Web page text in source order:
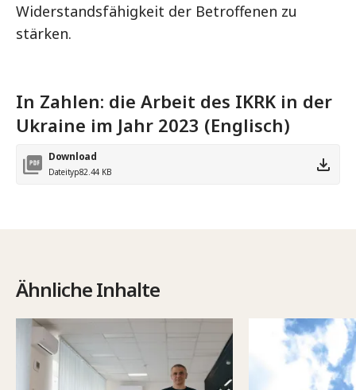
Widerstandsfähigkeit der Betroffenen zu
stärken.
In Zahlen: die Arbeit des IKRK in der
Ukraine im Jahr 2023 (Englisch)
Download
Dateityp82.44 KB
Ähnliche Inhalte